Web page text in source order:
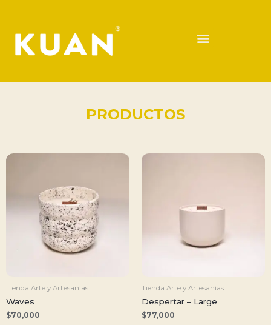
PRODUCTOS
Tienda Arte y Artesanías
Waves
$70,000
Tienda Arte y Artesanías
Despertar – Large
$77,000